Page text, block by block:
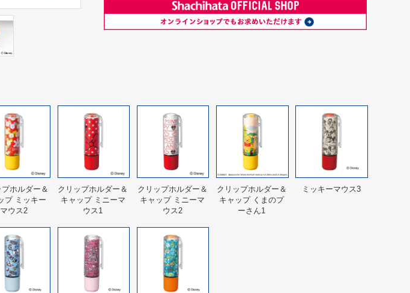
プホルダー＆
プ ミッキー
マウス2
クリップホルダー＆
キャップ ミニーマ
ウス1
クリップホルダー＆
キャップ ミニーマ
ウス2
クリップホルダー＆
キャップ くまのプ
ーさん1
ミッキーマウス3